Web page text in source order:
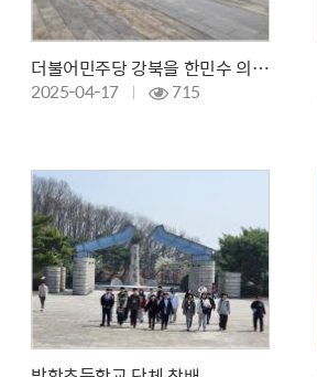
더불어민주당 강북을 한민수 의원 참배
2025-04-17 715